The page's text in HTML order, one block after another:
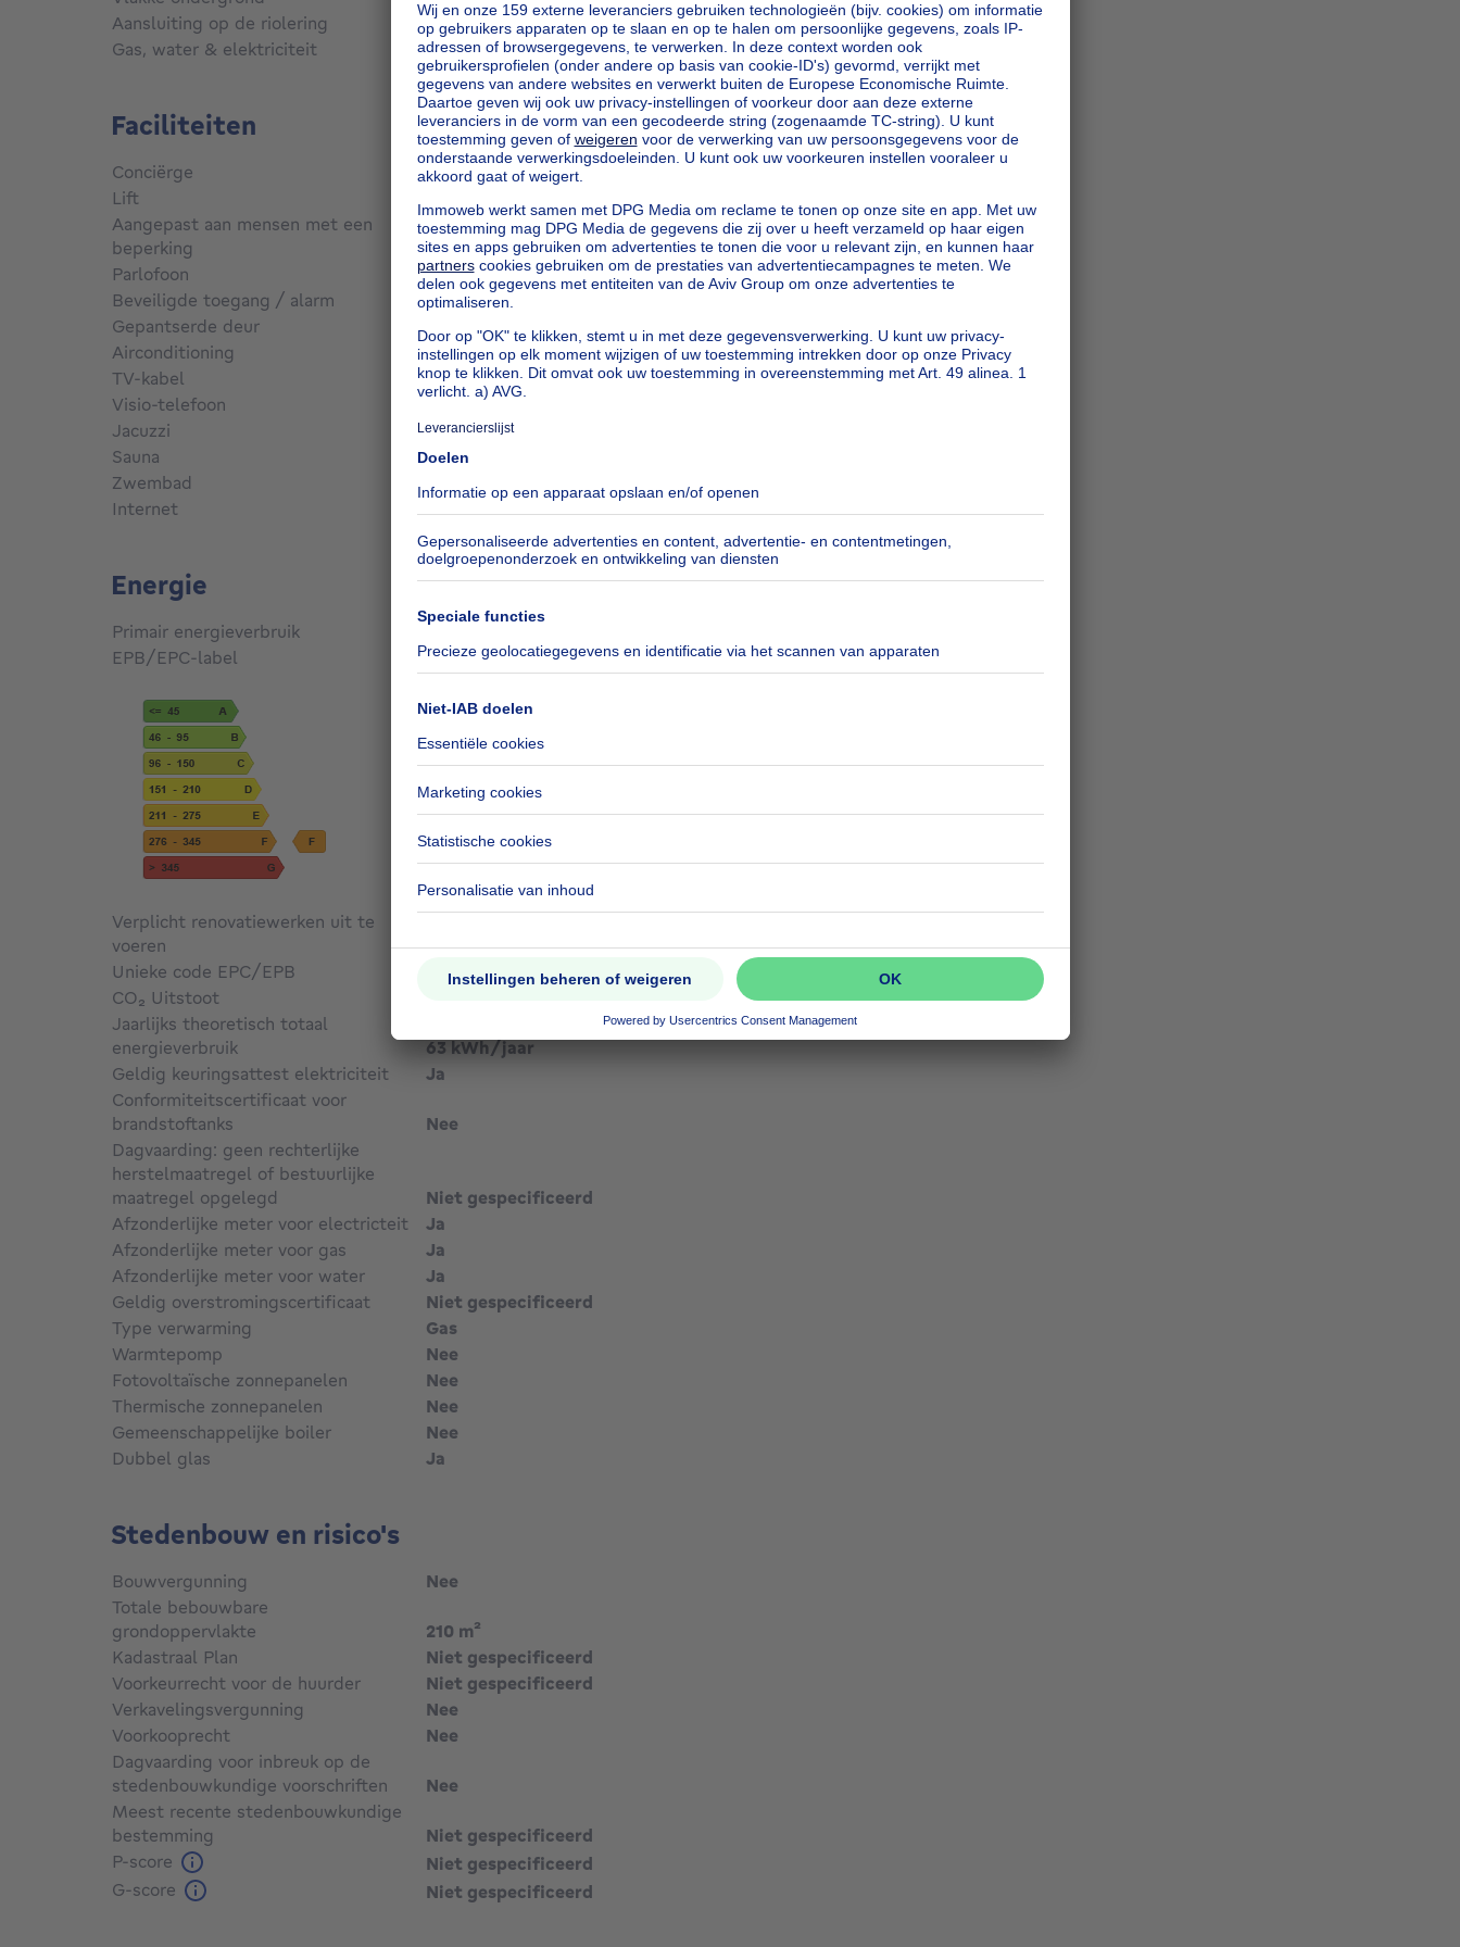
Aansluiting op de riolering
Aangesloten
Gas, water & elektriciteit
Ja
Faciliteiten
Conciërge
Nee
Lift
Aangepast aan mensen met een
beperking
Nee
Parlofoon
Ja
Beveiligde toegang / alarm
Nee
Gepantserde deur
Nee
Airconditioning
Nee
TV-kabel
Nee
Visio-telefoon
Ja
Jacuzzi
Nee
Sauna
Nee
Zwembad
Nee
Internet
Ja
Energie
Primair energieverbruik 316
EPB/EPC-label
F
Verplicht renovatiewerken uit te
voeren
Niet gespecificeerd
Unieke code EPC/EPB
20260428-0000751576-01-4
CO₂ Uitstoot
Jaarlijks theoretisch totaal
energieverbruik
63 kWh/jaar
Geldig keuringsattest elektriciteit
Ja
Conformiteitscertificaat voor
brandstoftanks
Nee
Dagvaarding: geen rechterlijke
herstelmaatregel of bestuurlijke
maatregel opgelegd
Niet gespecificeerd
Afzonderlijke meter voor electricteit
Ja
Afzonderlijke meter voor gas
Ja
Afzonderlijke meter voor water
Ja
Geldig overstromingscertificaat
Niet gespecificeerd
Type verwarming
Gas
Warmtepomp
Nee
Fotovoltaïsche zonnepanelen
Nee
Thermische zonnepanelen
Nee
Gemeenschappelijke boiler
Nee
Dubbel glas
Ja
Stedenbouw en risico's
Bouwvergunning
Nee
Totale bebouwbare
grondoppervlakte
210 m²
Kadastraal Plan
Niet gespecificeerd
Voorkeurrecht voor de huurder
Niet gespecificeerd
Verkavelingsvergunning
Nee
Voorkooprecht
Nee
Dagvaarding voor inbreuk op de
stedenbouwkundige voorschriften
Nee
Meest recente stedenbouwkundige
bestemming
Niet gespecificeerd
P-score
Niet gespecificeerd
G-score
Niet gespecificeerd